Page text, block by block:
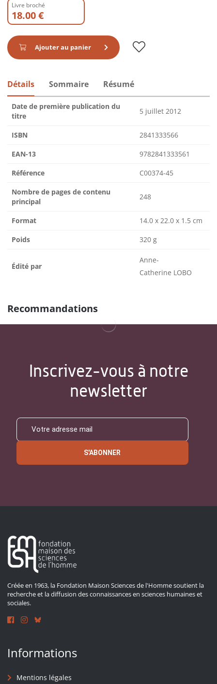
Livre broché
18.00 €
Ajouter au panier
Détails Sommaire Résumé
Date de première publication du
titre
5 juillet 2012
ISBN 2841333566
EAN-13 9782841333561
Référence C00374-45
Nombre de pages de contenu
principal
248
Format 14.0 x 22.0 x 1.5 cm
Poids 320 g
Édité par
Anne-
Catherine LOBO
Recommandations
Inscrivez-vous à notre
newsletter
S'ABONNER
Créée en 1963, la Fondation Maison Sciences de l'Homme soutient la
recherche et la diffusion des connaissances en sciences humaines et
sociales.
Informations
Mentions légales